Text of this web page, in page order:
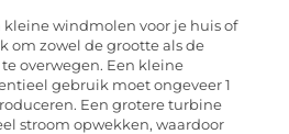
kleine windmolen voor je huis of
om zowel de grootte als de
overwegen. Een kleine
gebruik moet ongeveer 1
Een grotere turbine
stroom opwekken, waardoor